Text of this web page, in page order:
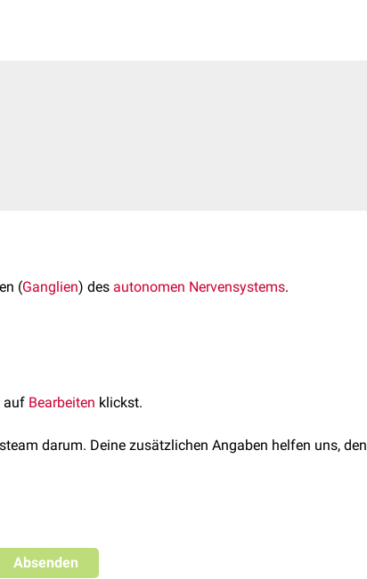
(Ganglien) des autonomen Nervensystems.
einteilen:
unterteilt in
beidseits der
mit denen u.a. die
auf Bearbeiten klickst.
darum. Deine zusätzlichen Angaben helfen uns, den
Absenden